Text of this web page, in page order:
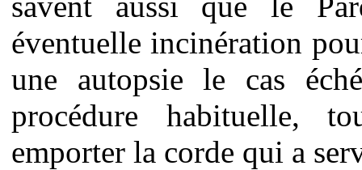
éventuelle incinération
une autopsie le cas
procédure habituelle,
emporter la corde qui a